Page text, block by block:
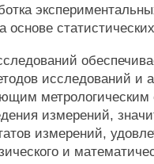
основе
исследований и
метрологическим
измерений,
измерений,
и